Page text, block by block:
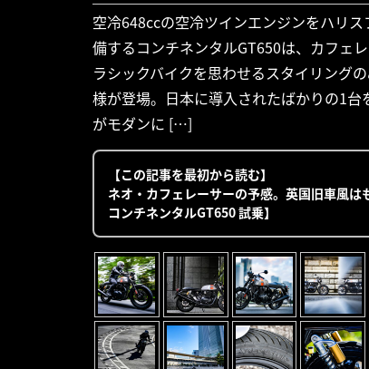
空冷648ccの空冷ツインエンジンをハリ
備するコンチネンタルGT650は、カフェ
ラシックバイクを思わせるスタイリング
様が登場。日本に導入されたばかりの1
がモダンに […]
【この記事を最初から読む】
ネオ・カフェレーサーの予感。英国旧車風
コンチネンタルGT650 試乗】